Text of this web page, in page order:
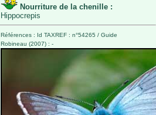
Nourriture de la chenille :
Hippocrepis
Références : Id TAXREF : n°54265 / Guide
Robineau (2007) : -